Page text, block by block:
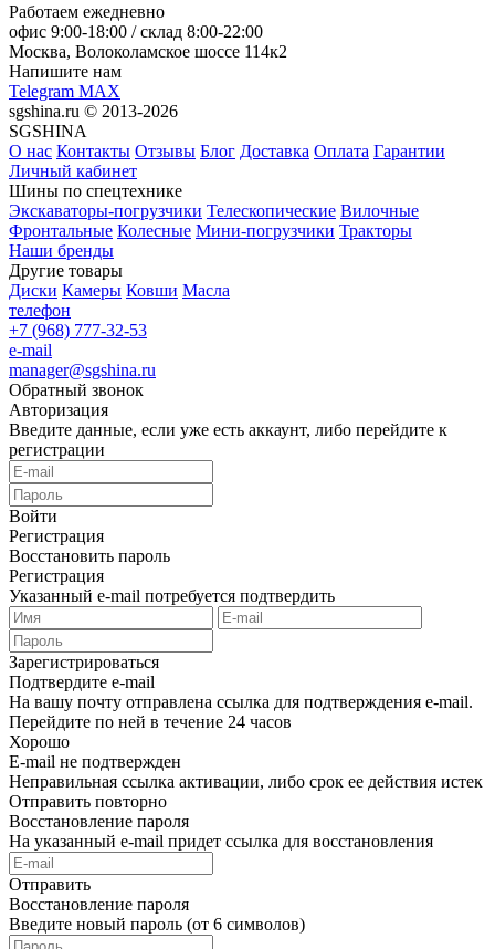
Работаем ежедневно
офис 9:00-18:00 / склад 8:00-22:00
Москва, Волоколамское шоссе 114к2
Напишите нам
Telegram MAX
sgshina.ru © 2013-2026
SGSHINA
О нас Контакты Отзывы Блог Доставка Оплата Гарантии
Личный кабинет
Шины по спецтехнике
Экскаваторы-погрузчики Телескопические Вилочные
Фронтальные Колесные Мини-погрузчики Тракторы
Наши бренды
Другие товары
Диски Камеры Ковши Масла
телефон
+7 (968) 777-32-53
e-mail
manager@sgshina.ru
Обратный звонок
Авторизация
Введите данные, если уже есть аккаунт, либо перейдите к
регистрации
Войти
Регистрация
Восстановить пароль
Регистрация
Указанный e-mail потребуется подтвердить
Зарегистрироваться
Подтвердите e-mail
На вашу почту отправлена ссылка для подтверждения e-mail.
Перейдите по ней в течение 24 часов
Хорошо
E-mail не подтвержден
Неправильная ссылка активации, либо срок ее действия истек
Отправить повторно
Восстановление пароля
На указанный e-mail придет ссылка для восстановления
Отправить
Восстановление пароля
Введите новый пароль (от 6 символов)